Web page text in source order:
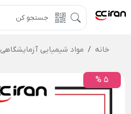
خانه مواد شیمیایی آزمایشگاهی
5 %